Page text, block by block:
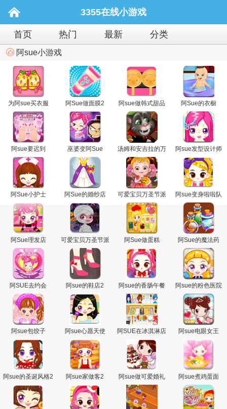
3355在线小游戏
首页 热门 最新 分类
阿sue小游戏
为阿sue买衣服 阿Sue做面膜2 阿sue做韩式甜品 阿Sue的衣橱
阿sue要迟到 巫婆变阿Sue
汤姆和安吉拉的万
圣节派对
阿sue发型设计师
阿Sue小护士 阿Sue的婚纱店
可爱宝贝万圣节派
对
阿sue变身啦啦队
长
阿Sue理发店
可爱宝贝万圣节派
对狂欢
阿Sue做蛋糕 阿Sue的魔法药
阿SUE去约会 阿sue的鞋店2 阿sue的香肠午餐 阿sue的粉色医院
阿sue包饺子 阿sue心愿天使
阿SUE在冰淇淋店
打工
阿sue电眼女王
阿sue的圣诞风格2 阿sue家做客2
阿sue做可爱婚礼
蛋糕
阿sue煮鸡蛋面